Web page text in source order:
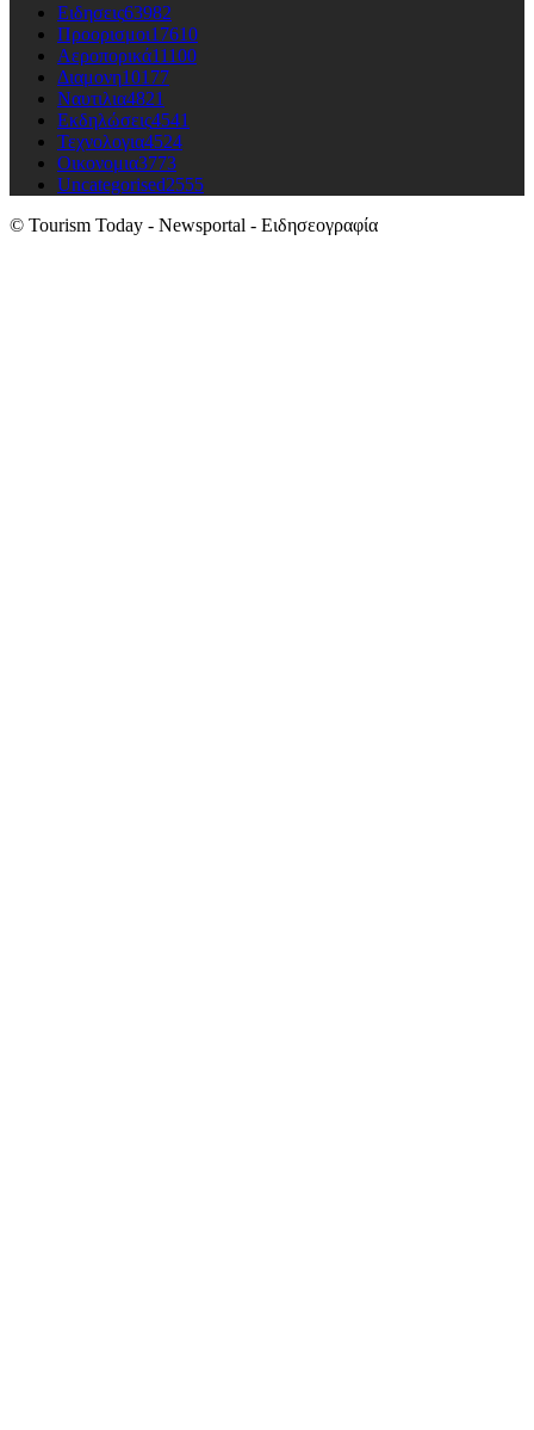
Ειδησεις63982
Προορισμοι17610
Αεροπορικά11100
Διαμονη10177
Ναυτιλια4821
Εκδηλώσεις4541
Τεχνολογια4524
Οικονομια3773
Uncategorised2555
© Tourism Today - Newsportal - Ειδησεογραφία